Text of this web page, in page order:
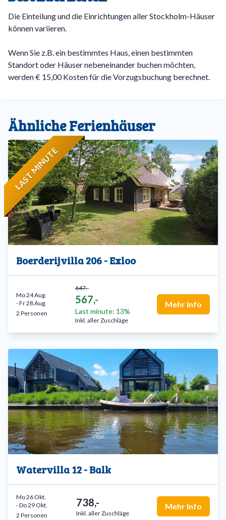
Die Einteilung und die Einrichtungen aller Stockholm-Häuser
können variieren.
Wenn Sie z.B. ein bestimmtes Haus, einen bestimmten
Standort oder Häuser nebeneinander buchen möchten,
werden € 15,00 Kosten für die Vorzugsbuchung berechnet.
Ähnliche Ferienhäuser
LAST MINUTE
Boerderijvilla 206 - Exloo
647,-
567,-
Last minute: 13%
Inkl. aller Zuschläge
Mo 24 Aug.
-Fr 28 Aug.
2 Personen
Mehr Info
Watervilla 12 - Balk
738,-
Inkl. aller Zuschläge
Mo 26 Okt.
-Do 29 Okt.
2 Personen
Mehr Info